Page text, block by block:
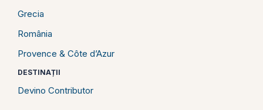
Grecia
România
Provence & Côte d’Azur
DESTINAȚII
Devino Contributor